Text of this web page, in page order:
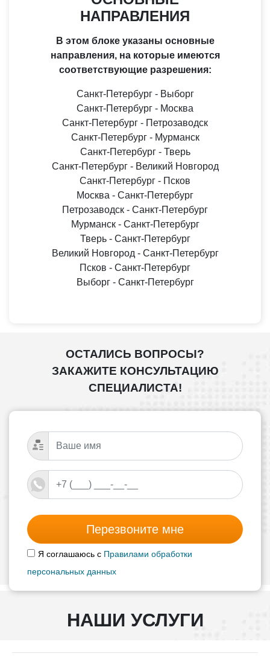
НАПРАВЛЕНИЯ
В этом блоке указаны основные
направления, на которые имеются
соответствующие разрешения:
Санкт-Петербург - Выборг
Санкт-Петербург - Москва
Санкт-Петербург - Петрозаводск
Санкт-Петербург - Мурманск
Санкт-Петербург - Тверь
Санкт-Петербург - Великий Новгород
Санкт-Петербург - Псков
Москва - Санкт-Петербург
Петрозаводск - Санкт-Петербург
Мурманск - Санкт-Петербург
Тверь - Санкт-Петербург
Великий Новгород - Санкт-Петербург
Псков - Санкт-Петербург
Выборг - Санкт-Петербург
ОСТАЛИСЬ ВОПРОСЫ?
ЗАКАЖИТЕ КОНСУЛЬТАЦИЮ
СПЕЦИАЛИСТА!
Перезвоните мне
Я соглашаюсь с Правилами обработки
персональных данных
НАШИ УСЛУГИ